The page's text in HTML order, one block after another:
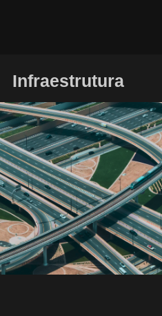
Infraestrutura